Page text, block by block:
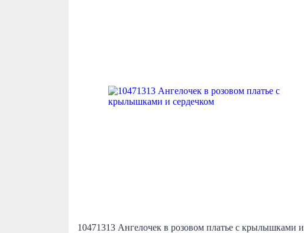
10471313 Ангелочек в розовом платье с крылышками и